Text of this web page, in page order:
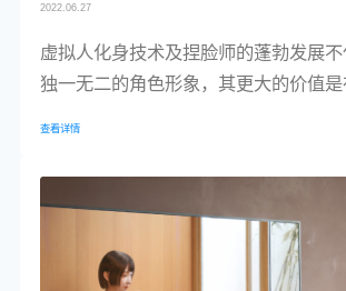
2022.06.27
虚拟人化身技术及捏脸师的蓬勃发展
独一无二的角色形象，其更大的价值
查看详情